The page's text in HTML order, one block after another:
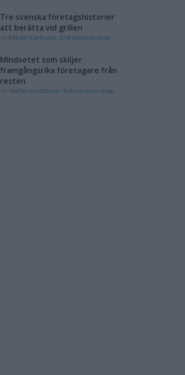
Tre svenska företagshistorier
att berätta vid grillen
Mikael Karlsson Entreprenörskap
Mindsetet som skiljer
framgångsrika företagare från
resten
Stefan Lindstrom Entreprenörskap